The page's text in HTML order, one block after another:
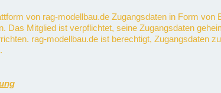
von rag-modellbau.de Zugangsdaten in Form
Das Mitglied ist verpflichtet, seine Zugangsdaten
rag-modellbau.de ist berechtigt, Zugangsdaten